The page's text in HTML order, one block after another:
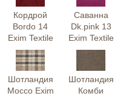
Кордрой
Bordo 14
Exim Textile
Саванна
Dk.pink 13
Exim Textile
Шотландия
Mocco Exim
Шотландия
Комби